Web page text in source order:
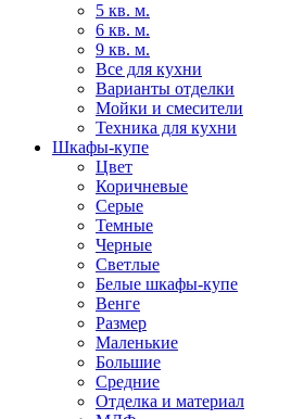
5 кв. м.
6 кв. м.
9 кв. м.
Все для кухни
Варианты отделки
Мойки и смесители
Техника для кухни
Шкафы-купе
Цвет
Коричневые
Серые
Темные
Черные
Светлые
Белые шкафы-купе
Венге
Размер
Маленькие
Большие
Средние
Отделка и материал